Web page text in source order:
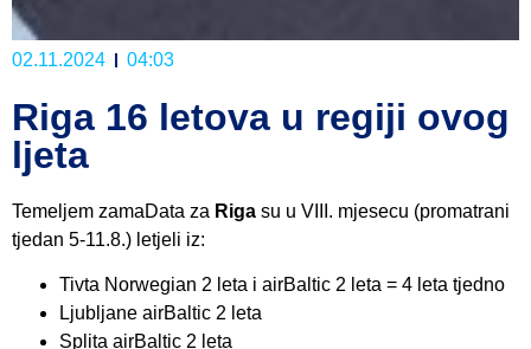
02.11.2024 04:03
Riga 16 letova u regiji ovog
ljeta
Temeljem zamaData za Riga su u VIII. mjesecu (promatrani
tjedan 5-11.8.) letjeli iz:
Tivta Norwegian 2 leta i airBaltic 2 leta = 4 leta tjedno
Ljubljane airBaltic 2 leta
Splita airBaltic 2 leta